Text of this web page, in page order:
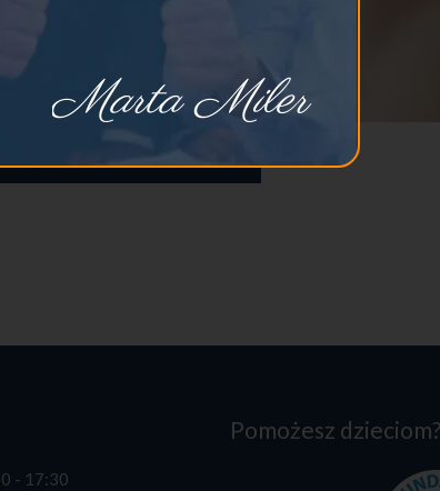
- 17:30
Pomożesz dzieciom?
Marta Miler